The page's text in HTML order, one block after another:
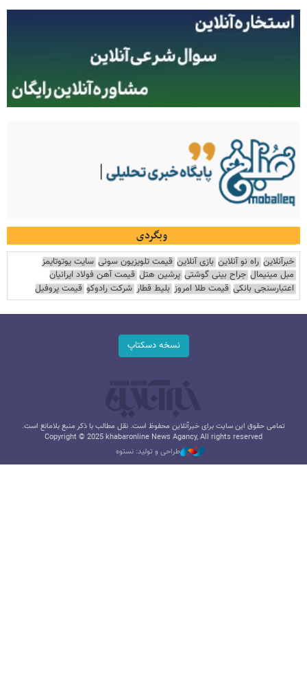
وبگردی
خبرآنلاین راه نو آنلاین بازی آنلاین قیمت تلویزیون سونی سایت یوتوتایمز
مبل مینیمال جراح بینی گوشتی پرشین هتل قیمت آهن فولاد ایرانیان
اعتبارسنجی بانکی قیمت طلا امروز بلیط قطار شرکت رادوکو قیمت پروفیل
نسخه دسکتاپ
تمامی حقوق این سایت برای خبرآنلاین محفوظ است. نقل مطالب با ذکر منبع بلامانع است.
Copyright © 2025 khabaronline News Agancy, All rights reserved
طراحی و تولید: نستوه